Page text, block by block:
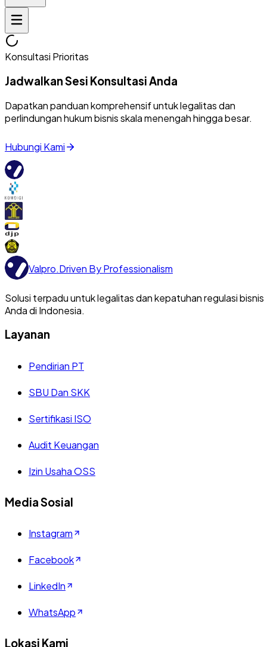
Konsultasi Prioritas
Jadwalkan Sesi Konsultasi Anda
Dapatkan panduan komprehensif untuk legalitas dan
perlindungan hukum bisnis skala menengah hingga besar.
Hubungi Kami
Valpro.Driven By Professionalism
Solusi terpadu untuk legalitas dan kepatuhan regulasi bisnis
Anda di Indonesia.
Layanan
Pendirian PT
SBU Dan SKK
Sertifikasi ISO
Audit Keuangan
Izin Usaha OSS
Media Sosial
Instagram
Facebook
LinkedIn
WhatsApp
Lokasi Kami